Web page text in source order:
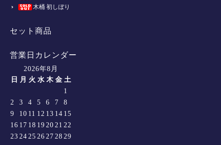
木桶 初しぼり
セット商品
営業日カレンダー
2026年8月
日 月 火 水 木 金 土
1
2
3 4 5 6 7
8
9
10 11 12 13 14 15
16 17 18 19 20 21 22
23 24 25 26 27 28 29